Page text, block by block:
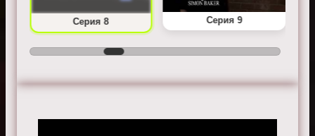
Серия 8 Серия 9